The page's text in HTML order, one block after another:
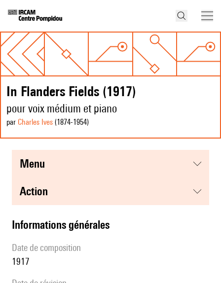
In Flanders Fields (1917)
pour voix médium et piano
par Charles Ives (1874-1954)
menu
action
informations générales
date de composition
1917